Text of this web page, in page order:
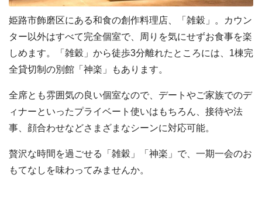
姫路市飾磨区にある和食の創作料理店、「雑穀」。カウン
ター以外はすべて完全個室で、周りを気にせずお食事を楽
しめます。「雑穀」から徒歩3分離れたところには、1棟完
全貸切制の別館「神楽」もあります。
全席とも雰囲気の良い個室なので、デートやご家族でのデ
ィナーといったプライベート使いはもちろん、接待や法
事、顔合わせなどさまざまなシーンに対応可能。
贅沢な時間を過ごせる「雑穀」「神楽」で、一期一会のお
もてなしを味わってみませんか。